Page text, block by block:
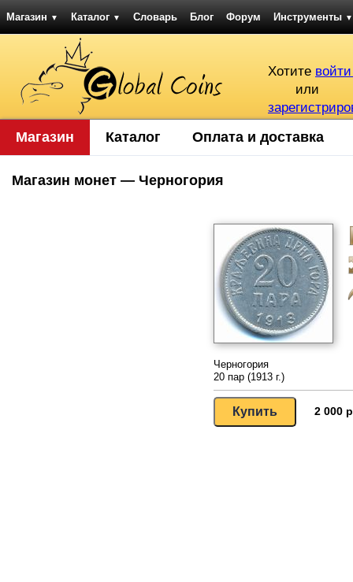
Магазин ▼ Каталог ▼ Словарь Блог Форум Инструменты ▼
Хотите
или
Магазин Каталог Оплата и доставка
Магазин монет — Черногория
Черногория
20 пар (1913 г.)
2 000